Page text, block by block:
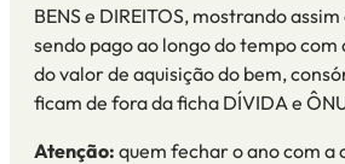
BENS e DIREITOS, mostrando
sendo pago ao longo do tempocom
do valor de aquisição do bem,
ficam de forada ficha DÍVIDA e
Atenção: quem fechar o ano com a